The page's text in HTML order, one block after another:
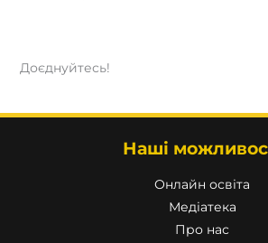
Доєднуйтесь!
Наші
Онлайн освіта
Медіатека
Про нас